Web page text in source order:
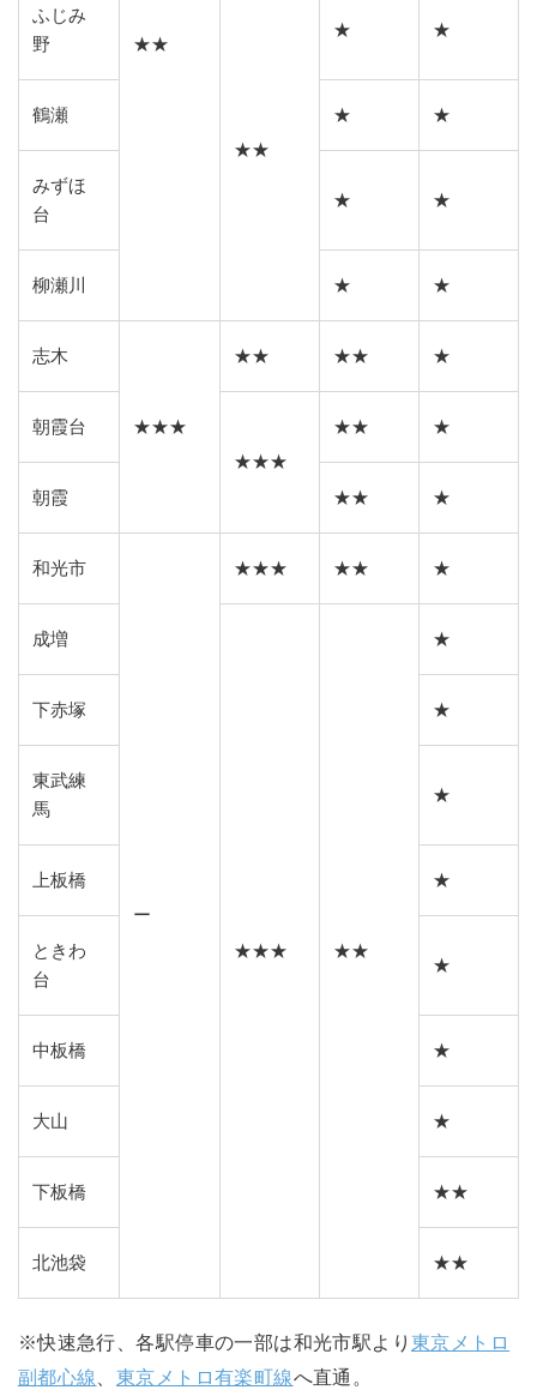
★★
ふじみ
野
★★
★ ★
鶴瀬 ★ ★
みずほ
台
★ ★
柳瀬川 ★ ★
志木
★★★
★★ ★★ ★
朝霞台
★★★
★★ ★
朝霞 ★★ ★
和光市
ー
★★★ ★★ ★
成増
★★★ ★★
★
下赤塚 ★
東武練
馬
★
上板橋 ★
ときわ
台
★
中板橋 ★
大山 ★
下板橋 ★★
北池袋 ★★
※快速急行、各駅停車の一部は和光市駅より東京メトロ
副都心線
東京メトロ有楽町線へ直通。